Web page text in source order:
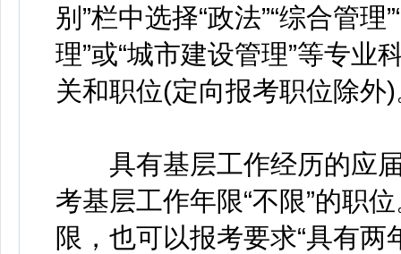
别”栏中选择“政法”“综合管理
理”或“城市建设管理”等专
关和职位(定向报考职位除外
具有基层工作经历的应届
考基层工作年限“不限”的职
限，也可以报考要求“具有